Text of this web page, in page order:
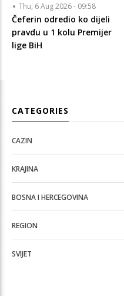
Thu, 6 Aug 2026 - 09:58
Čeferin odredio ko dijeli
pravdu u 1 kolu Premijer
lige BiH
CATEGORIES
CAZIN
KRAJINA
BOSNA I HERCEGOVINA
REGION
SVIJET